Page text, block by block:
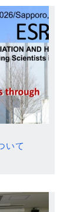
いて